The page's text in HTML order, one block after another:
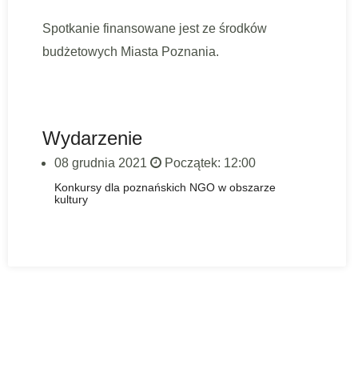
Spotkanie finansowane jest ze środków
budżetowych Miasta Poznania.
Wydarzenie
08 grudnia 2021 Początek: 12:00
Konkursy dla poznańskich NGO w obszarze
kultury